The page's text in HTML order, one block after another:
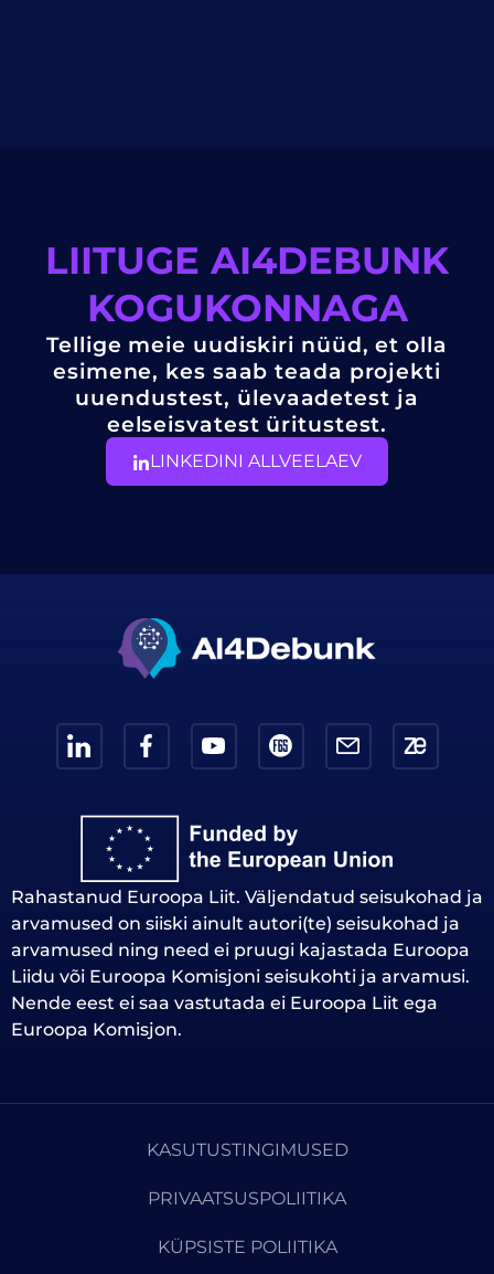
LIITUGE AI4DEBUNK
KOGUKONNAGA
Tellige meie uudiskiri nüüd, et olla
esimene, kes saab teada projekti
uuendustest, ülevaadetest ja
eelseisvatest üritustest.
LINKEDINI ALLVEELAEV
Rahastanud Euroopa Liit. Väljendatud seisukohad ja
arvamused on siiski ainult autori(te) seisukohad ja
arvamused ning need ei pruugi kajastada Euroopa
Liidu või Euroopa Komisjoni seisukohti ja arvamusi.
Nende eest ei saa vastutada ei Euroopa Liit ega
Euroopa Komisjon.
KASUTUSTINGIMUSED
PRIVAATSUSPOLIITIKA
KÜPSISTE POLIITIKA